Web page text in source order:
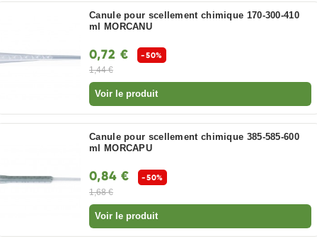
Canule pour scellement chimique 170-300-410
ml MORCANU
0,72 €
-50%
1,44 €
Voir le produit
Canule pour scellement chimique 385-585-600
ml MORCAPU
0,84 €
-50%
1,68 €
Voir le produit